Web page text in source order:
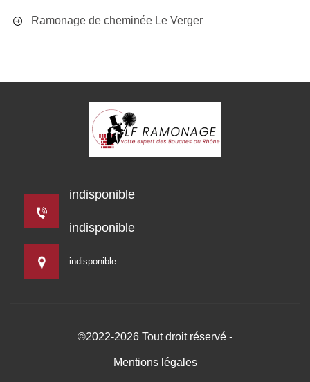
Ramonage de cheminée Le Verger
indisponible
indisponible
indisponible
©2022-2026 Tout droit réservé -
Mentions légales